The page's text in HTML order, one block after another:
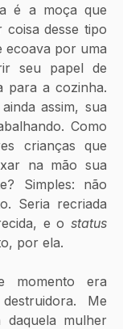
é a moça que
desse tipo
ecoava por uma
seu papel de
para a cozinha.
assim, sua
Como
crianças que
na mão sua
Simples: não
Seria recriada
e o status
por ela.
momento era
Me
daquela mulher